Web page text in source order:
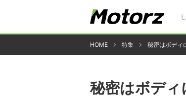
HOME 特集 秘密はボディ
秘密はボデ